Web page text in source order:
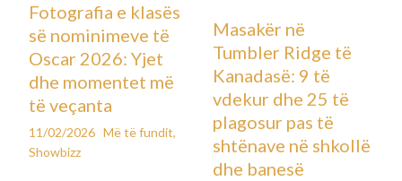
Fotografia e klasës
së nominimeve të
Oscar 2026: Yjet
dhe momentet më
të veçanta
11/02/2026 Më të fundit,
Showbizz
Masakër në
Tumbler Ridge të
Kanadasë: 9 të
vdekur dhe 25 të
plagosur pas të
shtënave në shkollë
dhe banesë